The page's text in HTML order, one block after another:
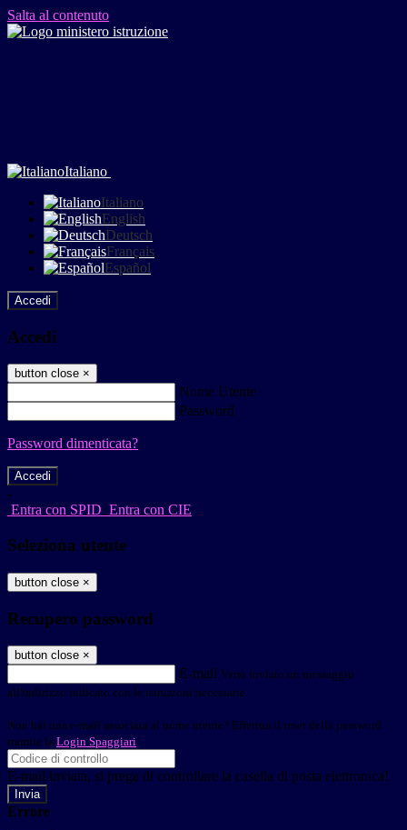
Salta al contenuto
Italiano
Italiano
English
Deutsch
Français
Español
Accedi
Accedi
button close ×
Nome Utente
Password
Password dimenticata?
-
Entra con SPID Entra con CIE
Seleziona utente
button close ×
Recupero password
button close ×
E-mail Verrà inviato un messaggio
all'indirizzo indicato con le istruzioni necessarie.
Non hai una e-mail associata al nome utente? Effettua il reset della password
tramite la Login Spaggiari
E-mail inviata, si prega di controllare la casella di posta elettronica!
Errore